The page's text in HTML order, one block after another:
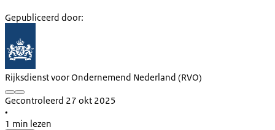
Gepubliceerd door:
Rijksdienst voor Ondernemend Nederland (RVO)
Gecontroleerd 27 okt 2025
•
1 min lezen